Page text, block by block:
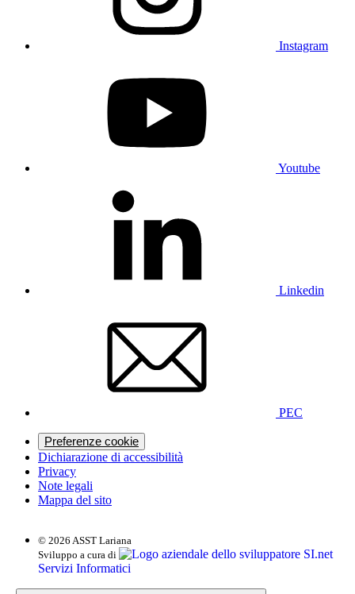
Instagram
Youtube
Linkedin
PEC
Preferenze cookie
Dichiarazione di accessibilità
Privacy
Note legali
Mappa del sito
© 2026 ASST Lariana
Sviluppo a cura di
SI.net
Servizi Informatici